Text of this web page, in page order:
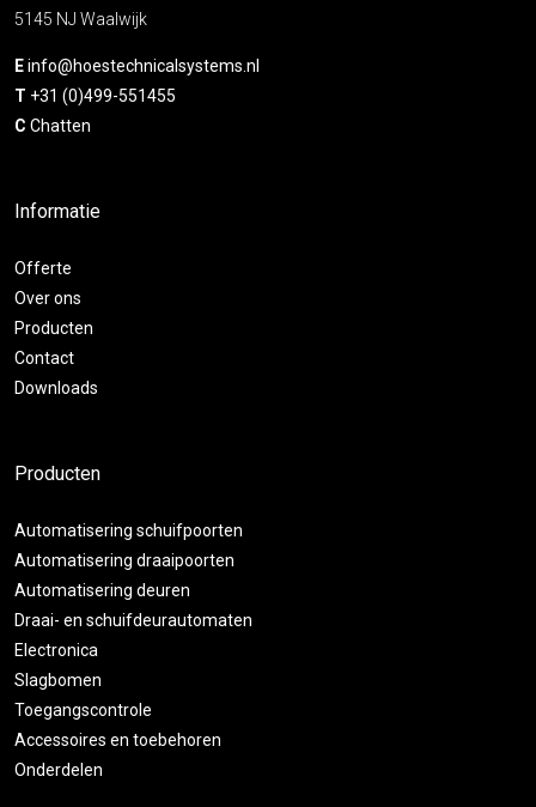
5145 NJ Waalwijk
Einfo@hoestechnicalsystems.nl
T +31 (0)499-551455
C Chatten
Informatie
Offerte
Over ons
Producten
Contact
Downloads
Producten
Automatisering schuifpoorten
Automatisering draaipoorten
Automatisering deuren
Draai- en schuifdeurautomaten
Electronica
Slagbomen
Toegangscontrole
Accessoires en toebehoren
Onderdelen